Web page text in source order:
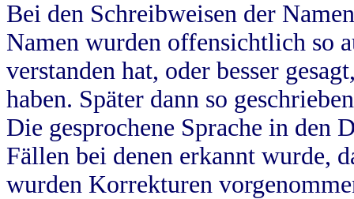
Bei den Schreibweisen der
Namen wurden offensichtlich so
verstanden hat, oder besser
haben. Später dann so
Die gesprochene Sprache in
Fällen bei denen erkannt wurde,
wurden Korrekturen